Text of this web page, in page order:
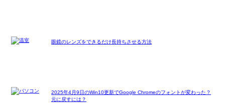
眼鏡のレンズをできるだけ長持ちさせる方法
2025年4月9日のWin10更新でGoogle Chromeのフォントが変わった？
元に戻すには？